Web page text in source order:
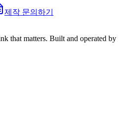
제작 문의하기
that matters. Built and operated by